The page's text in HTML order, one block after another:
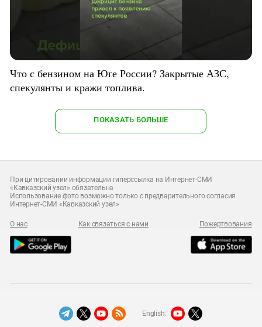
Что с бензином на Юге России? Закрытые АЗС,
спекулянты и кражи топлива.
ПОКАЗАТЬ БОЛЬШЕ
При цитировании информации гиперссылка на Интернет-СМИ
«Кавказский узел» обязательна
Использование фото возможно только с предварительного согласия
Интернет-СМИ «Кавказский узел»
О нас Как связаться с нами Пожертвования
English: